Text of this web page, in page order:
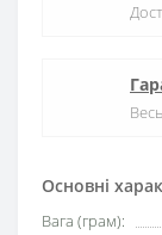
Основні
Вага (грам):